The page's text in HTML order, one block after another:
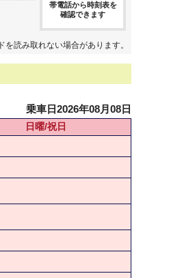
帯電話から時刻表を
確認できます
読み取れない場合があります。
乗車日2026年08月08日
日曜/祝日